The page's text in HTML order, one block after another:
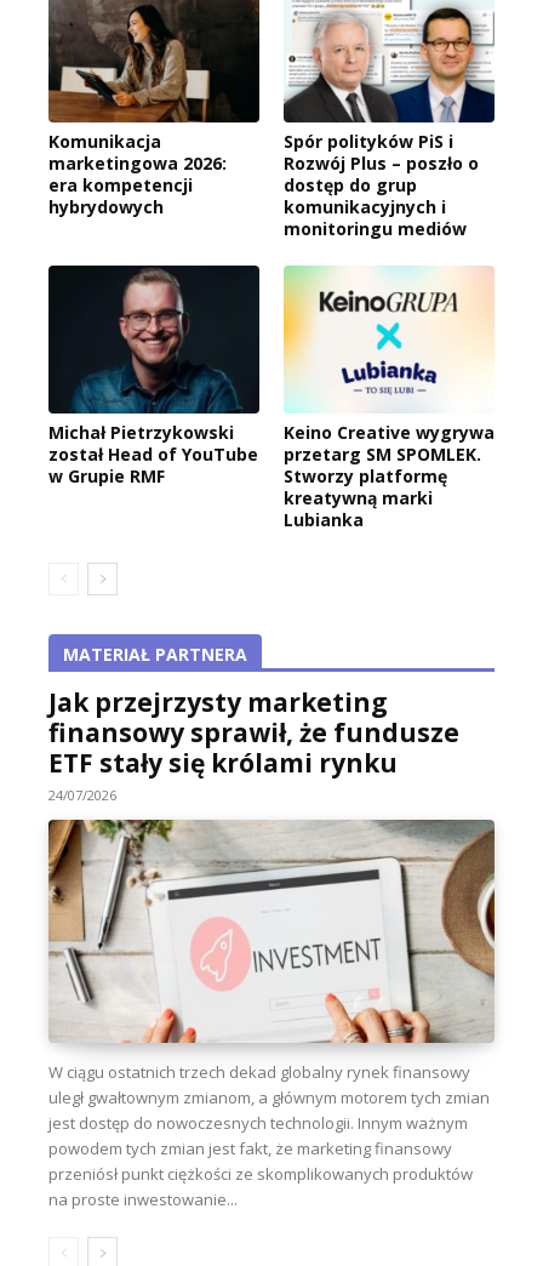
Komunikacja
marketingowa 2026:
era kompetencji
hybrydowych
Spór polityków PiS i
Rozwój Plus – poszło o
dostęp do grup
komunikacyjnych i
monitoringu mediów
Michał Pietrzykowski
został Head of YouTube
w Grupie RMF
Keino Creative wygrywa
przetarg SM SPOMLEK.
Stworzy platformę
kreatywną marki
Lubianka
MATERIAŁ PARTNERA
Jak przejrzysty marketing
finansowy sprawił, że fundusze
ETF stały się królami rynku
24/07/2026
W ciągu ostatnich trzech dekad globalny rynek finansowy
uległ gwałtownym zmianom, a głównym motorem tych zmian
jest dostęp do nowoczesnych technologii. Innym ważnym
powodem tych zmian jest fakt, że marketing finansowy
przeniósł punkt ciężkości ze skomplikowanych produktów
na proste inwestowanie...